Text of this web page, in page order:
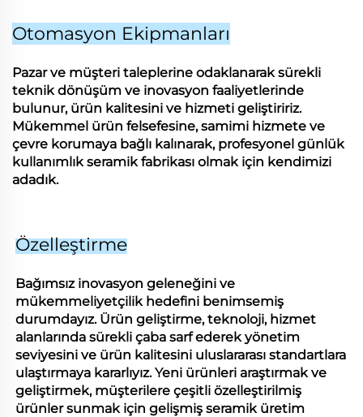
Otomasyon Ekipmanları
Pazar ve müşteri taleplerine odaklanarak sürekli
teknik dönüşüm ve inovasyon faaliyetlerinde
bulunur, ürün kalitesini ve hizmeti geliştiririz.
Mükemmel ürün felsefesine, samimi hizmete ve
çevre korumaya bağlı kalınarak, profesyonel günlük
kullanımlık seramik fabrikası olmak için kendimizi
adadık.
Özelleştirme
Bağımsız inovasyon geleneğini ve
mükemmeliyetçilik hedefini benimsemiş
durumdayız. Ürün geliştirme, teknoloji, hizmet
alanlarında sürekli çaba sarf ederek yönetim
seviyesini ve ürün kalitesini uluslararası standartlara
ulaştırmaya kararlıyız. Yeni ürünleri araştırmak ve
geliştirmek, müşterilere çeşitli özelleştirilmiş
ürünler sunmak için gelişmiş seramik üretim